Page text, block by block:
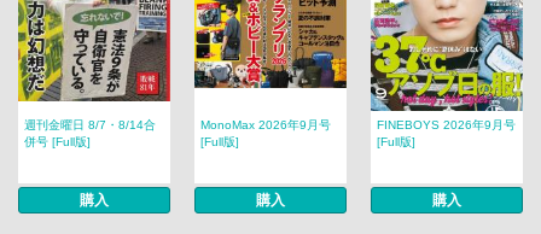
週刊金曜日 8/7・8/14合
併号 [Full版]
購入
MonoMax 2026年9月号
[Full版]
購入
FINEBOYS 2026年9月号
[Full版]
購入